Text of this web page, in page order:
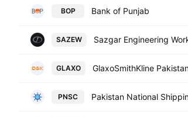
BOP Bank of Punjab
SAZEW
GLAXO
PNSC